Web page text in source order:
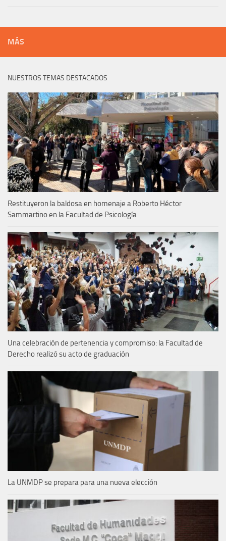
MÁS
NUESTROS TEMAS DESTACADOS
Restituyeron la baldosa en homenaje a Roberto Héctor
Sammartino en la Facultad de Psicología
Una celebración de pertenencia y compromiso: la Facultad de
Derecho realizó su acto de graduación
La UNMDP se prepara para una nueva elección